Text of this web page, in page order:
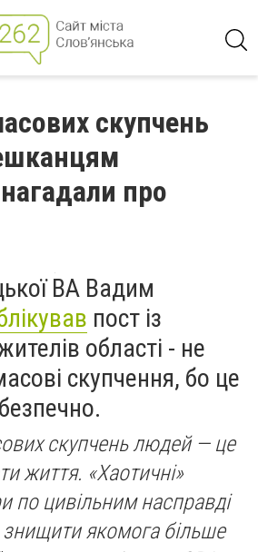
скупчень
про
ВА Вадим
пост із
області - не
скупчення, бо це
скупчень людей — це
життя. «Хаотичні»
по цивільним насправді
якомога більше